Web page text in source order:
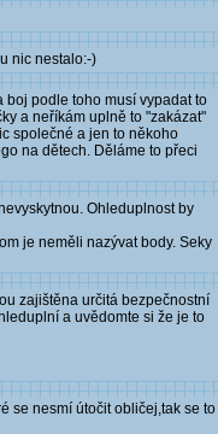
nic nestalo:-)
boj podle toho musí vypadat to
a neříkám uplně to "zakázat"
společné a jen to někoho
na dětech. Děláme to přeci
Ohleduplnost by
je neměli nazývat body. Seky
zajištěna určitá bezpečnostní
a uvědomte si že je to
se nesmí útočit obličej,tak se to